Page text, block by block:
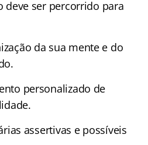
deve ser percorrido para
da sua mente e do
personalizado de
assertivas e possíveis